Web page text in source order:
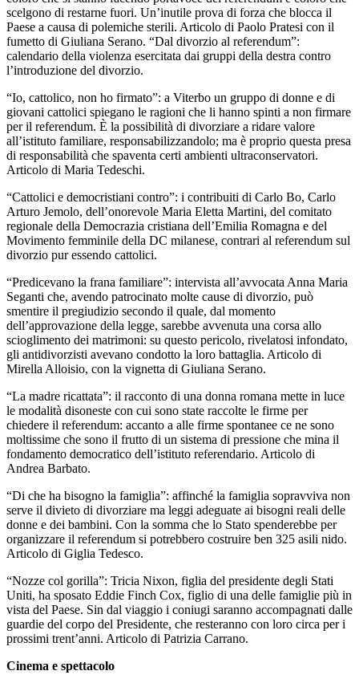
scelgono di restarne fuori. Un’inutile prova di forza che blocca il
Paese a causa di polemiche sterili. Articolo di Paolo Pratesi con il
fumetto di Giuliana Serano. “Dal divorzio al referendum”:
calendario della violenza esercitata dai gruppi della destra contro
l’introduzione del divorzio.
“Io, cattolico, non ho firmato”: a Viterbo un gruppo di donne e di
giovani cattolici spiegano le ragioni che li hanno spinti a non firmare
per il referendum. È la possibilità di divorziare a ridare valore
all’istituto familiare, responsabilizzandolo; ma è proprio questa presa
di responsabilità che spaventa certi ambienti ultraconservatori.
Articolo di Maria Tedeschi.
“Cattolici e democristiani contro”: i contribuiti di Carlo Bo, Carlo
Arturo Jemolo, dell’onorevole Maria Eletta Martini, del comitato
regionale della Democrazia cristiana dell’Emilia Romagna e del
Movimento femminile della DC milanese, contrari al referendum sul
divorzio pur essendo cattolici.
“Predicevano la frana familiare”: intervista all’avvocata Anna Maria
Seganti che, avendo patrocinato molte cause di divorzio, può
smentire il pregiudizio secondo il quale, dal momento
dell’approvazione della legge, sarebbe avvenuta una corsa allo
scioglimento dei matrimoni: su questo pericolo, rivelatosi infondato,
gli antidivorzisti avevano condotto la loro battaglia. Articolo di
Mirella Alloisio, con la vignetta di Giuliana Serano.
“La madre ricattata”: il racconto di una donna romana mette in luce
le modalità disoneste con cui sono state raccolte le firme per
chiedere il referendum: accanto a alle firme spontanee ce ne sono
moltissime che sono il frutto di un sistema di pressione che mina il
fondamento democratico dell’istituto referendario. Articolo di
Andrea Barbato.
“Di che ha bisogno la famiglia”: affinché la famiglia sopravviva non
serve il divieto di divorziare ma leggi adeguate ai bisogni reali delle
donne e dei bambini. Con la somma che lo Stato spenderebbe per
organizzare il referendum si potrebbero costruire ben 325 asili nido.
Articolo di Giglia Tedesco.
“Nozze col gorilla”: Tricia Nixon, figlia del presidente degli Stati
Uniti, ha sposato Eddie Finch Cox, figlio di una delle famiglie più in
vista del Paese. Sin dal viaggio i coniugi saranno accompagnati dalle
guardie del corpo del Presidente, che resteranno con loro circa per i
prossimi trent’anni. Articolo di Patrizia Carrano.
Cinema e spettacolo